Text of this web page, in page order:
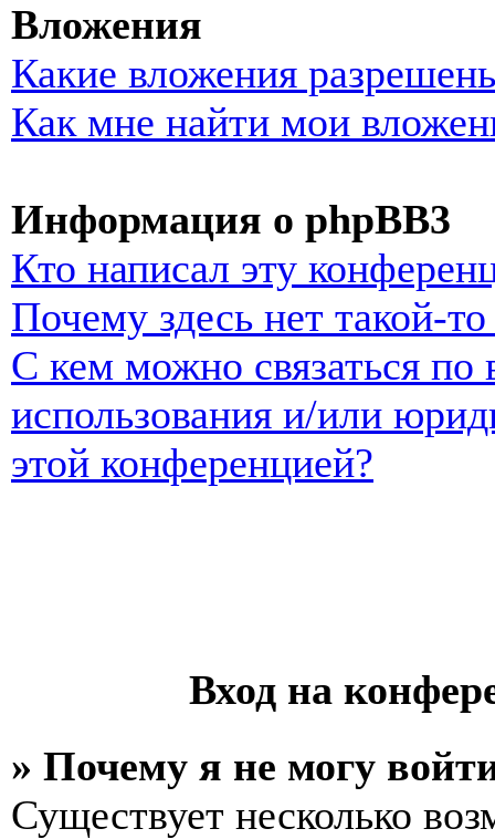
Вложения
Какие вложения
Как мне найти мои
Информация о phpBB3
Кто написал эту
Почему здесь нет такой-
С кем можно связаться по
использования и/или
этой конференцией?
Вход на
» Почему я не могу
Существует несколько